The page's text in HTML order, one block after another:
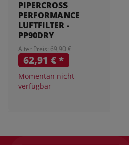
PIPERCROSS
PERFORMANCE
LUFTFILTER -
PP90DRY
Alter Preis: 69,90 €
62,91 €*
Momentan nicht
verfügbar